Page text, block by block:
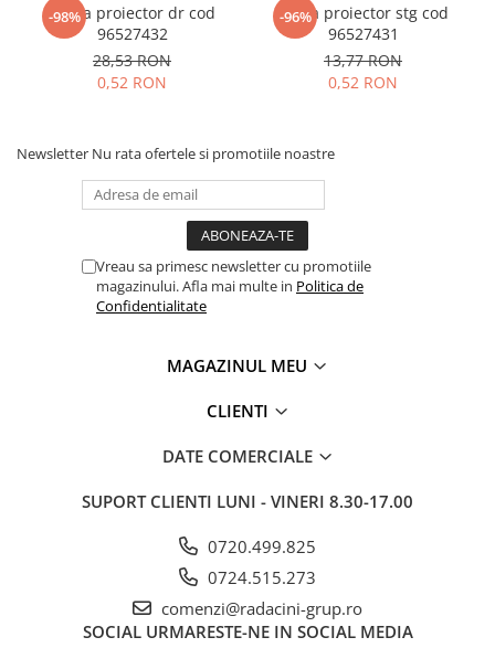
-98%
Rama proiector dr cod
96527432
28,53 RON
0,52 RON
-96%
Rama proiector stg cod
96527431
13,77 RON
0,52 RON
Newsletter Nu rata ofertele si promotiile noastre
Vreau sa primesc newsletter cu promotiile
magazinului. Afla mai multe in Politica de
Confidentialitate
MAGAZINUL MEU
CLIENTI
DATE COMERCIALE
SUPORT CLIENTI LUNI - VINERI 8.30-17.00
0720.499.825
0724.515.273
comenzi@radacini-grup.ro
SOCIAL URMARESTE-NE IN SOCIAL MEDIA